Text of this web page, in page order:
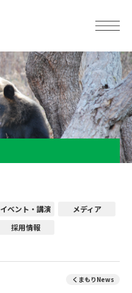
イベント・講演
メディア
採用情報
くまもりNews